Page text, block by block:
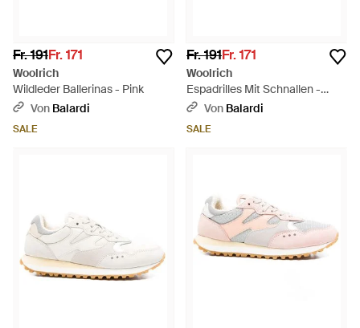
Fr. 191Fr. 171
Woolrich
Wildleder Ballerinas - Pink
Von Balardi
SALE
Fr. 191Fr. 171
Woolrich
Espadrilles Mit Schnallen -
WeißVon Balardi
SALE